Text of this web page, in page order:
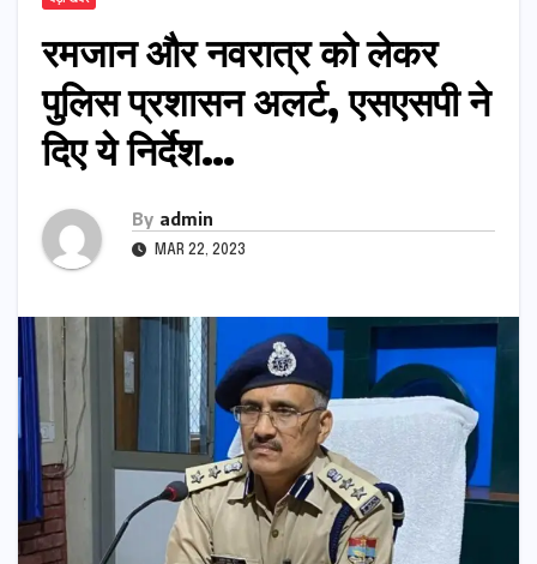
रमजान और नवरात्र को लेकर
पुलिस प्रशासन अलर्ट, एसएसपी ने
दिए ये निर्देश…
By admin
MAR 22, 2023